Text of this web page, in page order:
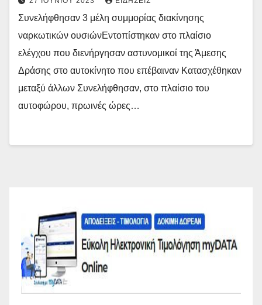
Συνελήφθησαν 3 μέλη συμμορίας διακίνησης
ναρκωτικών ουσιώνΕντοπίστηκαν στο πλαίσιο
ελέγχου που διενήργησαν αστυνομικοί της Άμεσης
Δράσης στο αυτοκίνητο που επέβαιναν Κατασχέθηκαν
μεταξύ άλλων Συνελήφθησαν, στο πλαίσιο του
αυτοφώρου, πρωινές ώρες…